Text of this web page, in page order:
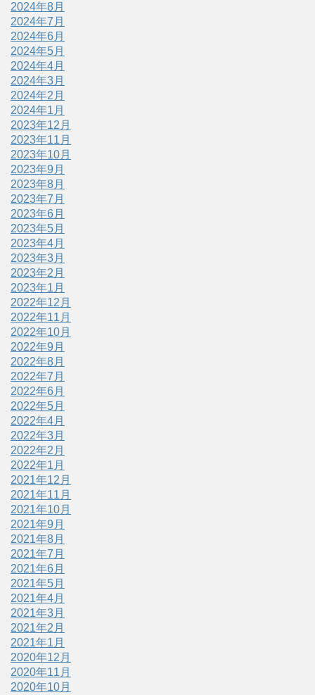
2024年8月
2024年7月
2024年6月
2024年5月
2024年4月
2024年3月
2024年2月
2024年1月
2023年12月
2023年11月
2023年10月
2023年9月
2023年8月
2023年7月
2023年6月
2023年5月
2023年4月
2023年3月
2023年2月
2023年1月
2022年12月
2022年11月
2022年10月
2022年9月
2022年8月
2022年7月
2022年6月
2022年5月
2022年4月
2022年3月
2022年2月
2022年1月
2021年12月
2021年11月
2021年10月
2021年9月
2021年8月
2021年7月
2021年6月
2021年5月
2021年4月
2021年3月
2021年2月
2021年1月
2020年12月
2020年11月
2020年10月